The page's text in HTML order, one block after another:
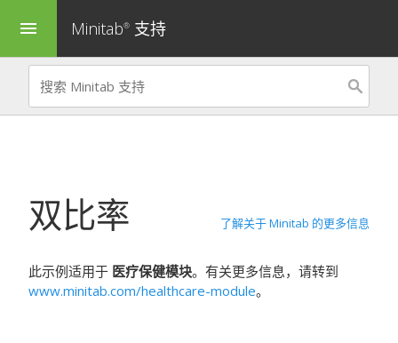
menu Minitab® 支持
双比率 了解关于 Minitab 的更多信息
此示例适用于 医疗保健模块。有关更多信息，请转到
www.minitab.com/healthcare-module。